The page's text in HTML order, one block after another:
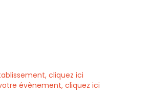
cliquez ici
évènement, cliquez ici